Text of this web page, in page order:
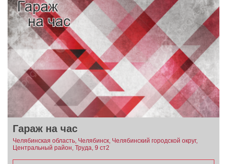
Гараж на час
Челябинская область, Челябинск, Челябинский городской округ,
Центральный район, Труда, 9 ст2